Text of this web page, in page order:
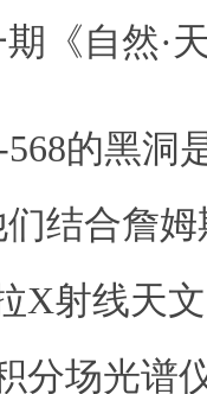
《自然·
的黑洞
结合詹
X射线天
分场光谱